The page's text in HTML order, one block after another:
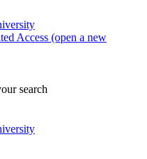
Access (open a new
search